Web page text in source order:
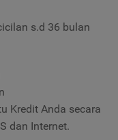
s.d 36 bulan
Kredit Anda secara
dan Internet.